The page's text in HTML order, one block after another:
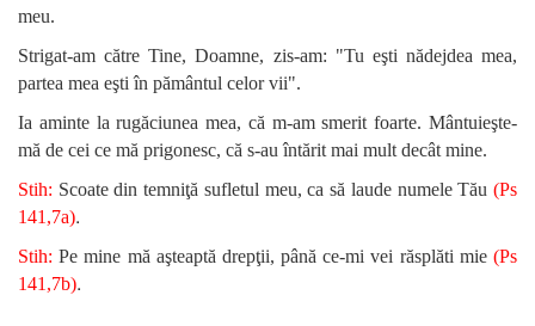
meu.
Strigat-am către Tine, Doamne, zis-am: "Tu eşti nădejdea mea,
partea mea eşti în pământul celor vii".
Ia aminte la rugăciunea mea, că m-am smerit foarte. Mântuieşte-
mă de cei ce mă prigonesc, că s-au întărit mai mult decât mine.
Stih: Scoate din temniţă sufletul meu, ca să laude numele Tău (Ps
141,7a).
Stih: Pe mine mă aşteaptă drepţii, până ce-mi vei răsplăti mie (Ps
141,7b).